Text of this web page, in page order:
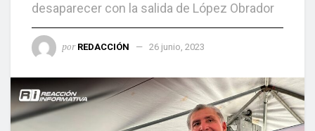
desaparecer con la salida de López Obrador
por REDACCIÓN 26 junio, 2023